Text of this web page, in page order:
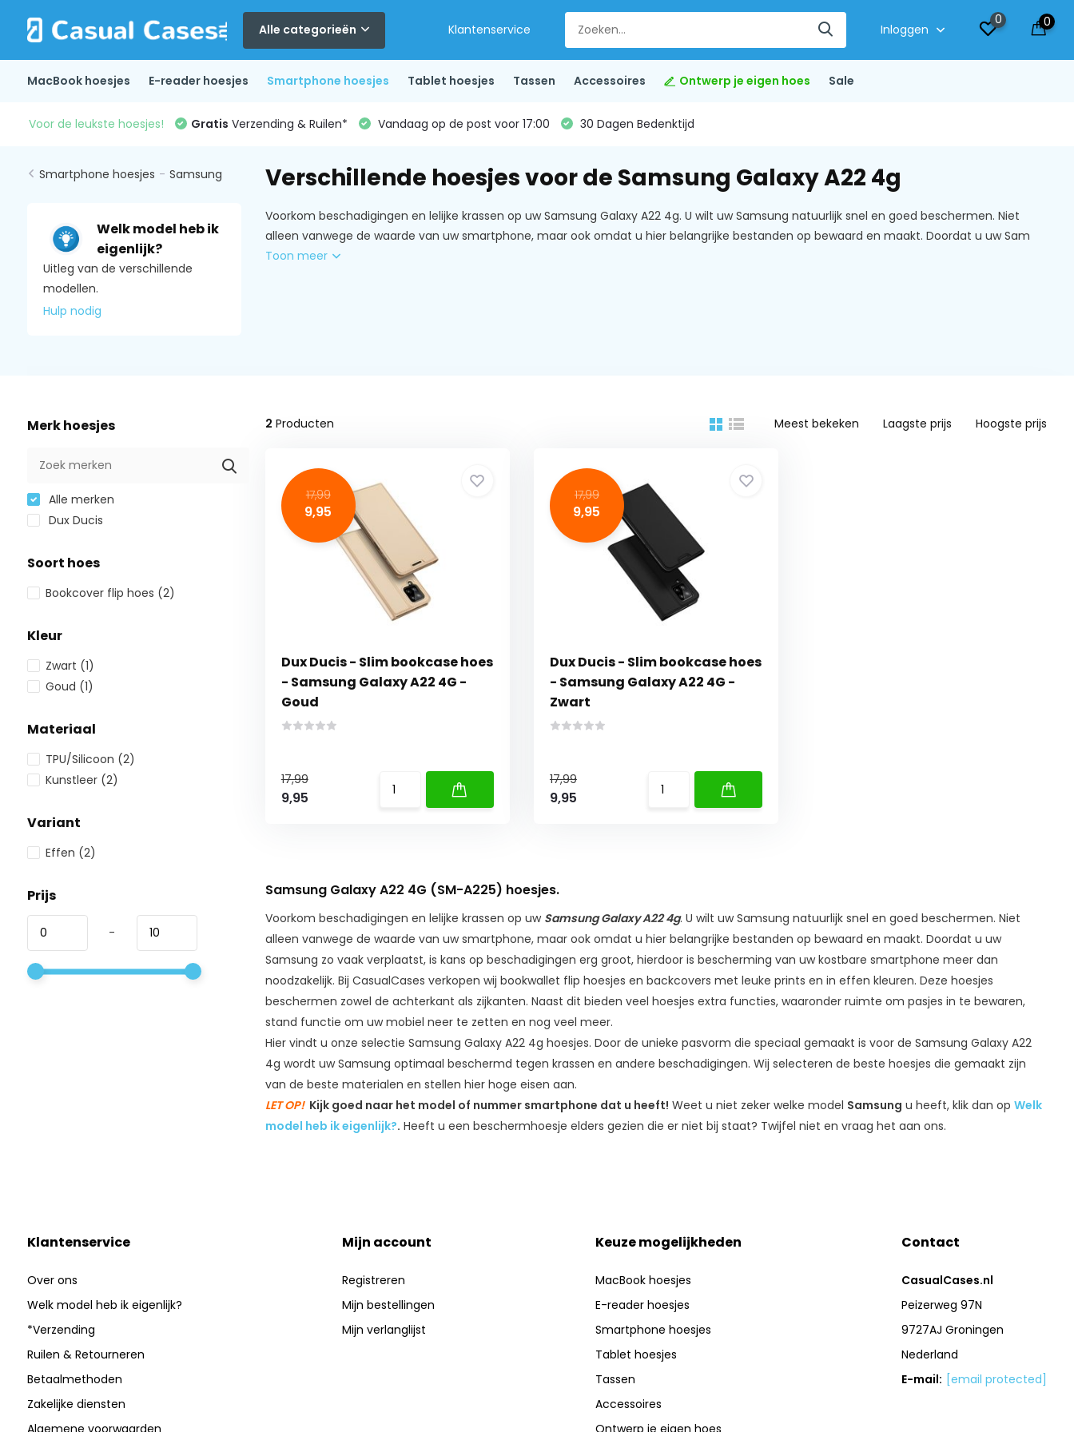
Alle categorieën Klantenservice Inloggen
0 0
MacBook hoesjes E-reader hoesjes Smartphone hoesjes Tablet hoesjes Tassen Accessoires Ontwerp je eigen hoes Sale
Voor de leukste hoesjes! Gratis Verzending & Ruilen* Vandaag op de post voor 17:00 30 Dagen Bedenktijd
Smartphone hoesjes - Samsung
Welk model heb ik
eigenlijk?
Uitleg van de verschillende
modellen.
Hulp nodig
Verschillende hoesjes voor de Samsung Galaxy A22 4g
Voorkom beschadigingen en lelijke krassen op uw Samsung Galaxy A22 4g. U wilt uw Samsung natuurlijk snel en goed beschermen. Niet
alleen vanwege de waarde van uw smartphone, maar ook omdat u hier belangrijke bestanden op bewaard en maakt. Doordat u uw Sam
Toon meer
Merk hoesjes
Alle merken
Dux Ducis
Soort hoes
Bookcover flip hoes (2)
Kleur
Zwart (1)
Goud (1)
Materiaal
TPU/Silicoon (2)
Kunstleer (2)
Variant
Effen (2)
Prijs
-
2 Producten Meest bekeken Laagste prijs Hoogste prijs
17,99
9,95
Dux Ducis - Slim bookcase hoes
- Samsung Galaxy A22 4G -
Goud
17,99
9,95
17,99
9,95
Dux Ducis - Slim bookcase hoes
- Samsung Galaxy A22 4G -
Zwart
17,99
9,95
Samsung Galaxy A22 4G (SM-A225) hoesjes.
Voorkom beschadigingen en lelijke krassen op uw Samsung Galaxy A22 4g. U wilt uw Samsung natuurlijk snel en goed beschermen. Niet
alleen vanwege de waarde van uw smartphone, maar ook omdat u hier belangrijke bestanden op bewaard en maakt. Doordat u uw
Samsung zo vaak verplaatst, is kans op beschadigingen erg groot, hierdoor is bescherming van uw kostbare smartphone meer dan
noodzakelijk. Bij CasualCases verkopen wij bookwallet flip hoesjes en backcovers met leuke prints en in effen kleuren. Deze hoesjes
beschermen zowel de achterkant als zijkanten. Naast dit bieden veel hoesjes extra functies, waaronder ruimte om pasjes in te bewaren,
stand functie om uw mobiel neer te zetten en nog veel meer.
Hier vindt u onze selectie Samsung Galaxy A22 4g hoesjes. Door de unieke pasvorm die speciaal gemaakt is voor de Samsung Galaxy A22
4g wordt uw Samsung optimaal beschermd tegen krassen en andere beschadigingen. Wij selecteren de beste hoesjes die gemaakt zijn
van de beste materialen en stellen hier hoge eisen aan.
LET OP! Kijk goed naar het model of nummer smartphone dat u heeft! Weet u niet zeker welke model Samsung u heeft, klik dan op Welk
model heb ik eigenlijk?. Heeft u een beschermhoesje elders gezien die er niet bij staat? Twijfel niet en vraag het aan ons.
Klantenservice
Over ons
Welk model heb ik eigenlijk?
*Verzending
Ruilen & Retourneren
Betaalmethoden
Zakelijke diensten
Algemene voorwaarden
Mijn account
Registreren
Mijn bestellingen
Mijn verlanglijst
Keuze mogelijkheden
MacBook hoesjes
E-reader hoesjes
Smartphone hoesjes
Tablet hoesjes
Tassen
Accessoires
Ontwerp je eigen hoes
Contact
CasualCases.nl
Peizerweg 97N
9727AJ Groningen
Nederland
E-mail: [email protected]